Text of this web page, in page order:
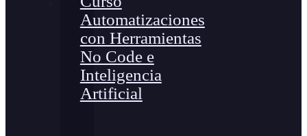
Automatizaciones
con Herramientas
No Code e
Inteligencia
Artificial